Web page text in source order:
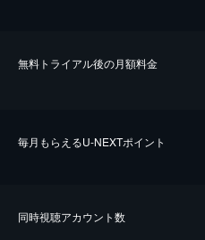
無料トライアル後の⽉額料金
毎⽉もらえるU-NEXTポイント
同時視聴アカウント数